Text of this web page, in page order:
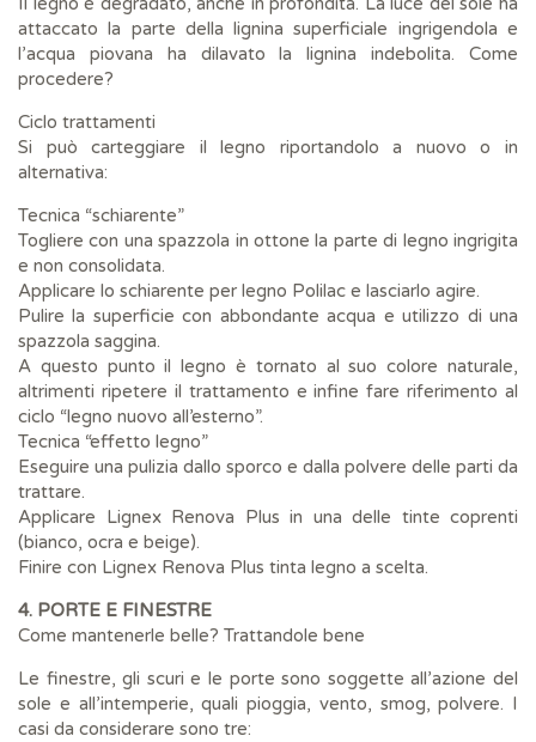
attaccato la parte della lignina superficiale ingrigendola e
l’acqua piovana ha dilavato la lignina indebolita. Come
procedere?
Ciclo trattamenti
Si può carteggiare il legno riportandolo a nuovo o in
alternativa:
Tecnica “schiarente”
Togliere con una spazzola in ottone la parte di legno ingrigita
e non consolidata.
Applicare lo schiarente per legno Polilac e lasciarlo agire.
Pulire la superficie con abbondante acqua e utilizzo di una
spazzola saggina.
A questo punto il legno è tornato al suo colore naturale,
altrimenti ripetere il trattamento e infine fare riferimento al
ciclo “legno nuovo all’esterno”.
Tecnica “effetto legno”
Eseguire una pulizia dallo sporco e dalla polvere delle parti da
trattare.
Applicare Lignex Renova Plus in una delle tinte coprenti
(bianco, ocra e beige).
Finire con Lignex Renova Plus tinta legno a scelta.
4. PORTE E FINESTRE
Come mantenerle belle? Trattandole bene
Le finestre, gli scuri e le porte sono soggette all’azione del
sole e all’intemperie, quali pioggia, vento, smog, polvere. I
casi da considerare sono tre: